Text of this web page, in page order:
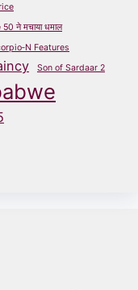
ने मचाया धमाल
Features
Son of Sardaar 2